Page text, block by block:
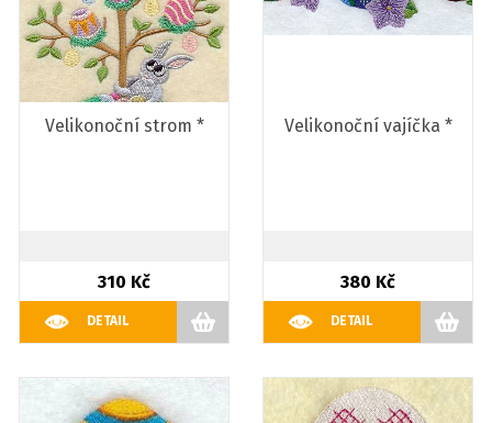
Velikonoční strom *
310 Kč
DETAIL
Velikonoční vajíčka *
380 Kč
DETAIL